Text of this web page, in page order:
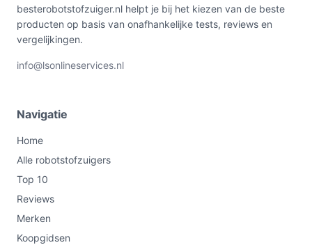
besterobotstofzuiger.nl helpt je bij het kiezen van de beste
producten op basis van onafhankelijke tests, reviews en
vergelijkingen.
info@lsonlineservices.nl
Navigatie
Home
Alle robotstofzuigers
Top 10
Reviews
Merken
Koopgidsen